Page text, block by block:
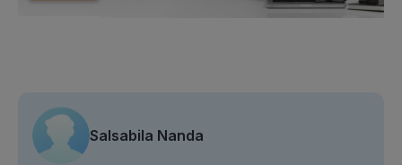
Salsabila Nanda